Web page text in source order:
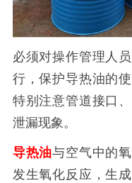
必须对操作管理人
行，保护导热油的
特别注意管道接口
泄漏现象。
导热油与空气中的
发生氧化反应，生